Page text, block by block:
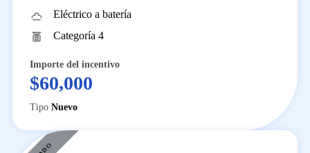
Eléctrico a batería
Categoría 4
Importe del incentivo
$60,000
Tipo Nuevo